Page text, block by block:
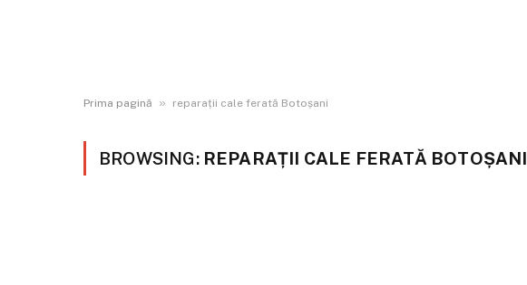
Prima pagină » reparații cale ferată Botoșani
BROWSING: REPARAȚII CALE FERATĂ BOTOȘANI